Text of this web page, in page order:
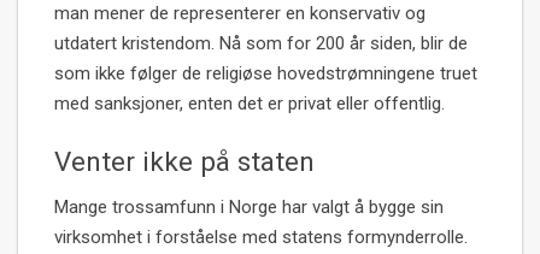
man mener de representerer en konservativ og
utdatert kristendom. Nå som for 200 år siden, blir de
som ikke følger de religiøse hovedstrømningene truet
med sanksjoner, enten det er privat eller offentlig.
Venter ikke på staten
Mange trossamfunn i Norge har valgt å bygge sin
virksomhet i forståelse med statens formynderrolle.